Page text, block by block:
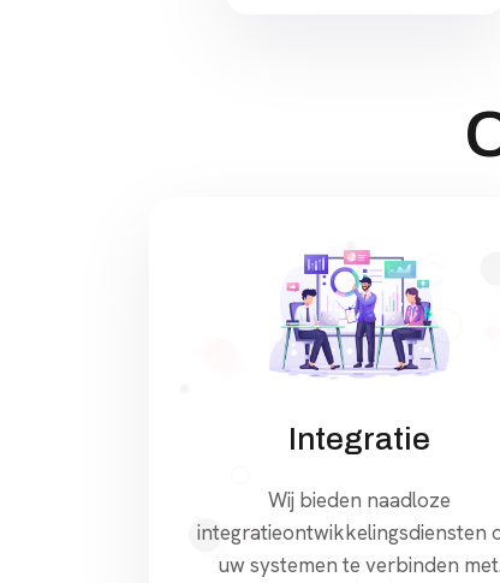
Integratie
Wij bieden naadloze
integratieontwikkelingsdiensten
uw systemen te verbinden met